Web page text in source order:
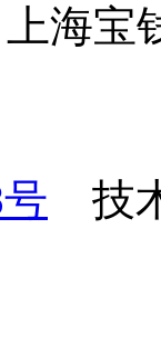
海
技